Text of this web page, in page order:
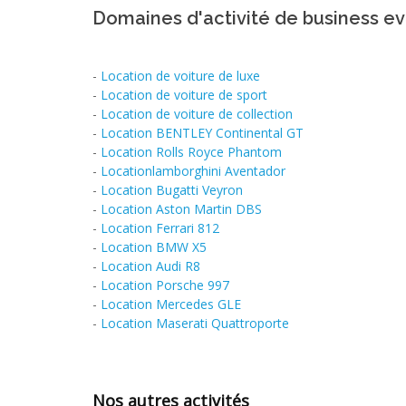
Domaines d'activité de business
- Location de voiture de luxe
- Location de voiture de sport
- Location de voiture de collection
- Location BENTLEY Continental GT
- Location Rolls Royce Phantom
- Locationlamborghini Aventador
- Location Bugatti Veyron
- Location Aston Martin DBS
- Location Ferrari 812
- Location BMW X5
- Location Audi R8
- Location Porsche 997
- Location Mercedes GLE
- Location Maserati Quattroporte
Nos autres activités